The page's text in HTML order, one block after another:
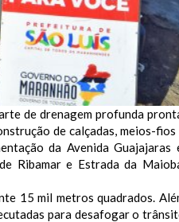
de drenagem profunda
de calçadas, meios-fios
da Avenida Guajajaras
Ribamar e Estrada da
15 mil metros quadrados.
para desafogar o